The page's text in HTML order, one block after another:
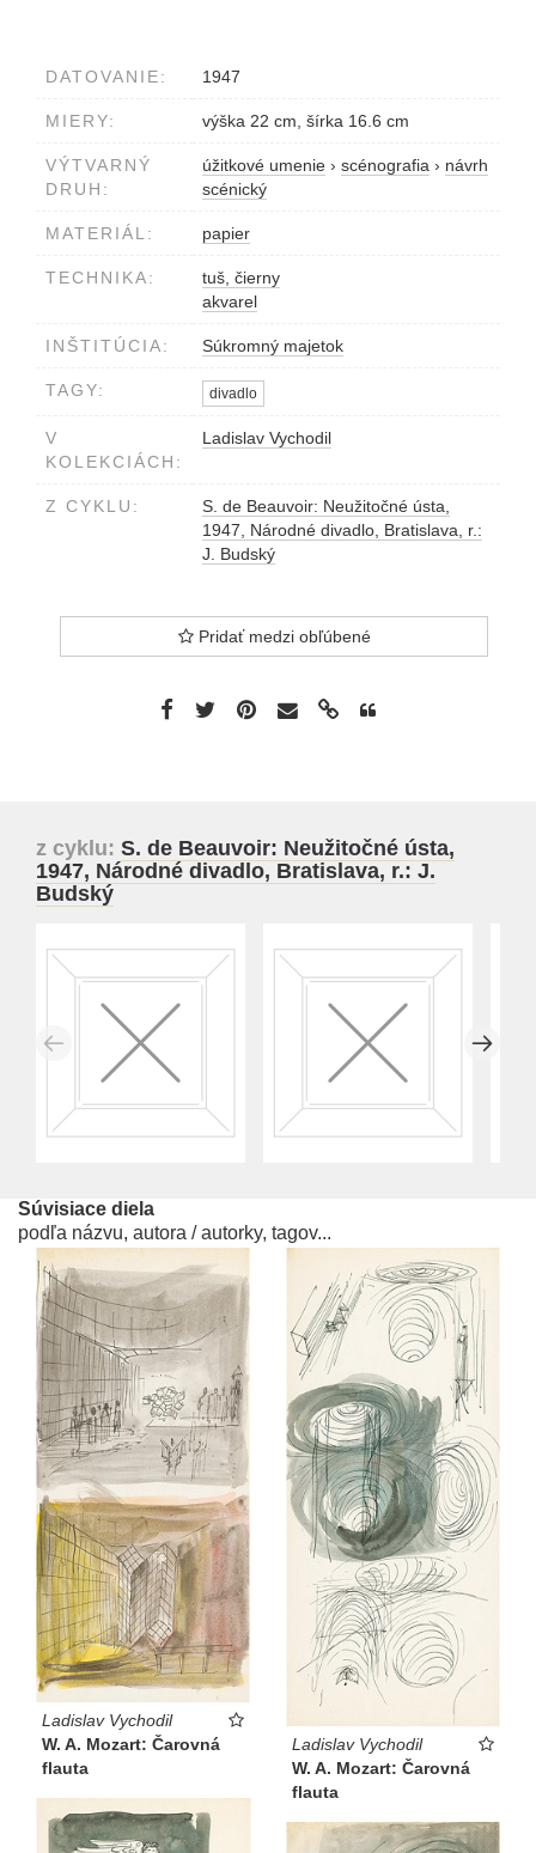
DATOVANIE: 1947
MIERY: výška 22 cm, šírka 16.6 cm
VÝTVARNÝ
DRUH:
úžitkové umenie › scénografia › návrh
scénický
MATERIÁL: papier
TECHNIKA:
tuš, čierny
akvarel
INŠTITÚCIA: Súkromný majetok
TAGY: divadlo
V
KOLEKCIÁCH:
Ladislav Vychodil
Z CYKLU:
S. de Beauvoir: Neužitočné ústa,
1947, Národné divadlo, Bratislava, r.:
J. Budský
Pridať medzi obľúbené
z cyklu: S. de Beauvoir: Neužitočné ústa,
1947, Národné divadlo, Bratislava, r.: J.
Budský
Súvisiace diela
podľa názvu, autora / autorky, tagov...
Ladislav Vychodil
W. A. Mozart: Čarovná
flauta
Ladislav Vychodil
W. A. Mozart: Čarovná
flauta